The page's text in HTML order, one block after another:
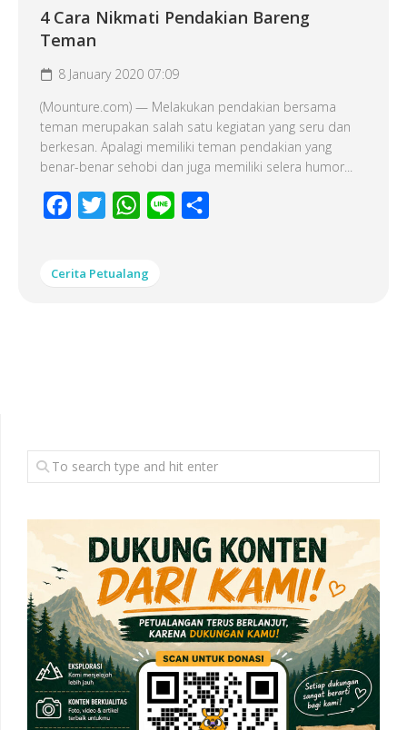
4 Cara Nikmati Pendakian Bareng
Teman
8 January 2020 07:09
(Mounture.com) — Melakukan pendakian bersama
teman merupakan salah satu kegiatan yang seru dan
berkesan. Apalagi memiliki teman pendakian yang
benar-benar sehobi dan juga memiliki selera humor...
Facebook
Twitter WhatsApp
Line
Cerita Petualang